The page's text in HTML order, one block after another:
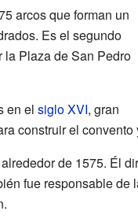
arcos que forman un
Es el segundo
la Plaza de San Pedro
en el siglo XVI, gran
construir el
de 1575. Él
fue responsable